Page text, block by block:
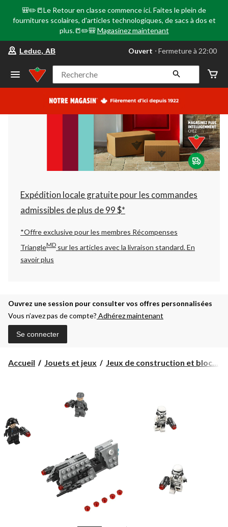
🎒✏️📒Le Retour en classe commence ici. Faites le plein de
fournitures scolaires, d'articles technologiques, de sacs à dos et
plus.📒✏️🎒 Magasinez maintenant
votre
préféré
Leduc,
AB,
courament
Fermeture
à
22:00
cliquer
pour
changer
Leduc, AB Ouvert ⋅ Fermeture à 22:00
Recherche
Expédition locale gratuite pour les commandes
admissibles de plus de 99 $*
*Offre exclusive pour les membres Récompenses
TriangleMD sur les articles avec la livraison standard.En
savoir plus
Ouvrez une session pour consulter vos offres personnalisées
Vous n’avez pas de compte? Adhérez maintenant
Se connecter
Accueil Jouets et jeux Jeux de construction et bloc...